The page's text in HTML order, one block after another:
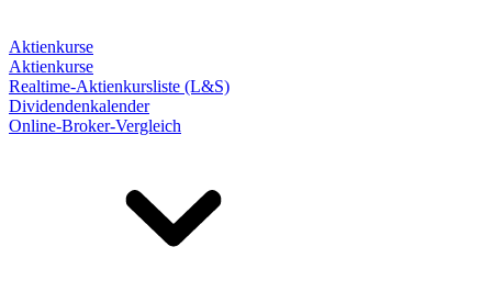
Aktienkurse
Aktienkurse
Realtime-Aktienkursliste (L&S)
Dividendenkalender
Online-Broker-Vergleich